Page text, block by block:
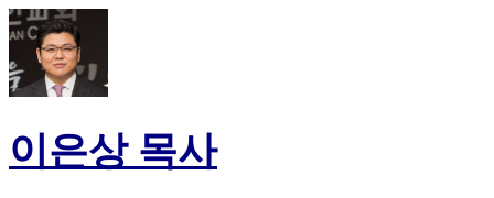
이은상 목사